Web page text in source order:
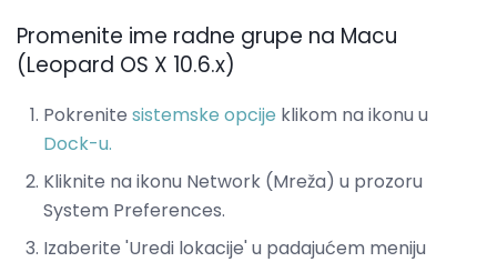
Promenite ime radne grupe na Macu
(Leopard OS X 10.6.x)
Pokrenite sistemske opcije klikom na ikonu u
Dock-u.
Kliknite na ikonu Network (Mreža) u prozoru
System Preferences.
Izaberite 'Uredi lokacije' u padajućem meniju